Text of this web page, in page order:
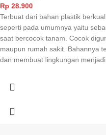
Rp 28.900
Terbuat dari bahan plastik
seperti pada umumnya yaitu
saat bercocok tanam. Cocok
maupun rumah sakit. Bahannya
dan membuat lingkungan menjadi